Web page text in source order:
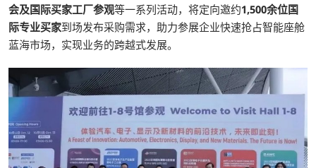
会及国际买家工厂参观等一系列活动，将定向邀约1,500余位国
际专业买家到场发布采购需求，助力参展企业快速抢占智能座舱
蓝海市场，实现业务的跨越式发展。